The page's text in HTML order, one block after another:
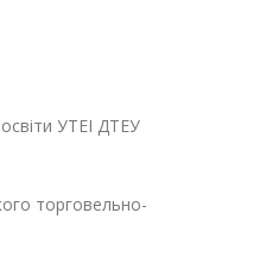
УТЕІ ДТЕУ
торговельно-